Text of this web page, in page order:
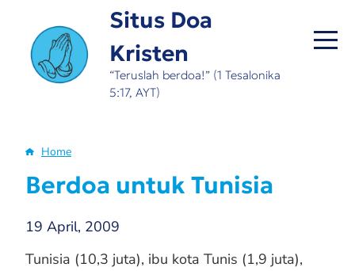
main
content
Situs Doa
Kristen
“Teruslah berdoa!” (1 Tesalonika
5:17, AYT)
Breadcrumb
Home
Berdoa untuk Tunisia
19 April, 2009
Tunisia (10,3 juta), ibu kota Tunis (1,9 juta),